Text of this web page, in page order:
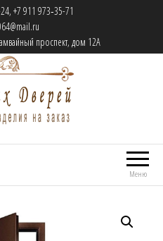
+7 911 973‑35-71
проспект, дом 12А
Меню